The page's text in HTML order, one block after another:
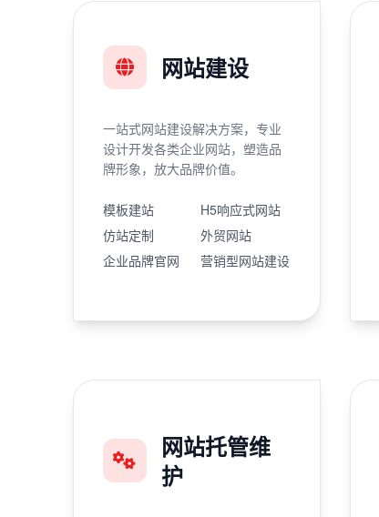
网站建设
一站式网站建设解决方案，专业
设计开发各类企业网站，塑造品
牌形象，放大品牌价值。
模板建站
H5响应式网站
仿站定制
外贸网站
企业品牌官网
营销型网站建设
网站托管维
护